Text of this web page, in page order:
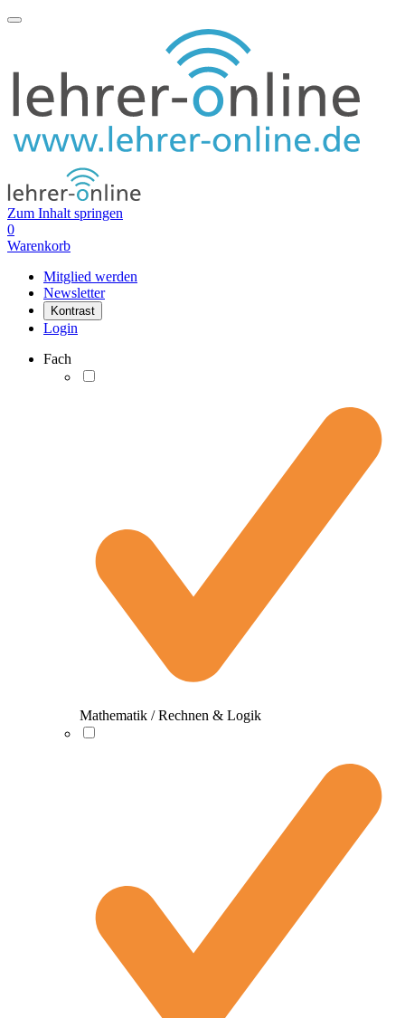
Zum Inhalt springen
0
Warenkorb
Mitglied werden
Newsletter
Kontrast
Login
Fach
Mathematik / Rechnen & Logik